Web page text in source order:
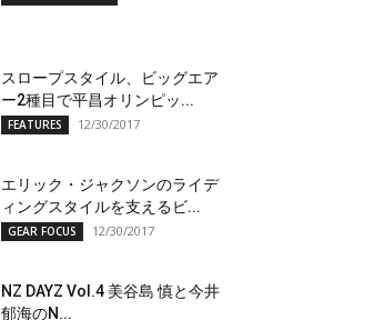
スロープスタイル、ビッグエア
ー2種目で平昌オリンピッ...
FEATURES 12/30/2017
エリック・ジャクソンのライデ
ィングスタイルを支えるビ...
GEAR FOCUS 12/30/2017
NZ DAYZ Vol.4 美谷島 慎と今井
郁海のN...